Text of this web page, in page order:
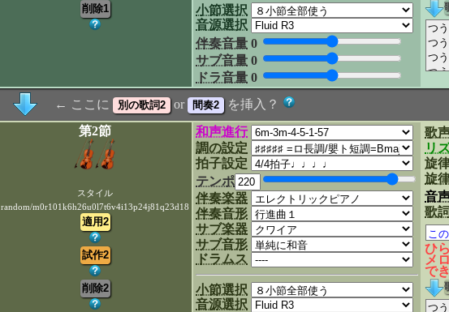
小節選択
音源選択
伴奏音量 0
サブ音量 0
ドラ音量 0
← ここに or
を挿入？
第2節
スタイル
random/m0r101k6h26u0l7t6v4i13p24j81q23d18
和声進行
調の設定
拍子設定
テンポ
伴奏楽器
伴奏音形
サブ楽器
サブ音形
ドラムス
小節選択
音源選択
歌
リ
旋
旋
音
歌詞
ひ
メ
で